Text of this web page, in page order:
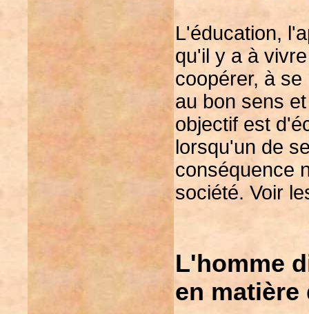
L'éducation,
qu'il y a à
coopérer, à
au bon sens
objectif est
lorsqu'un de
conséquence
société. Voir
L'homme
en matière